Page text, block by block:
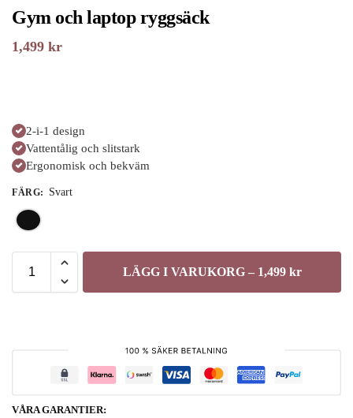
Gym och laptop ryggsäck
1,499 kr
2-i-1 design
Vattentålig och slitstark
Ergonomisk och bekväm
FÄRG: Svart
LÄGG I VARUKORG – 1,499 kr
VÅRA GARANTIER: